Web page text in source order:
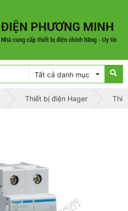
Tất cả danh mục
Thiết bị điện Hager